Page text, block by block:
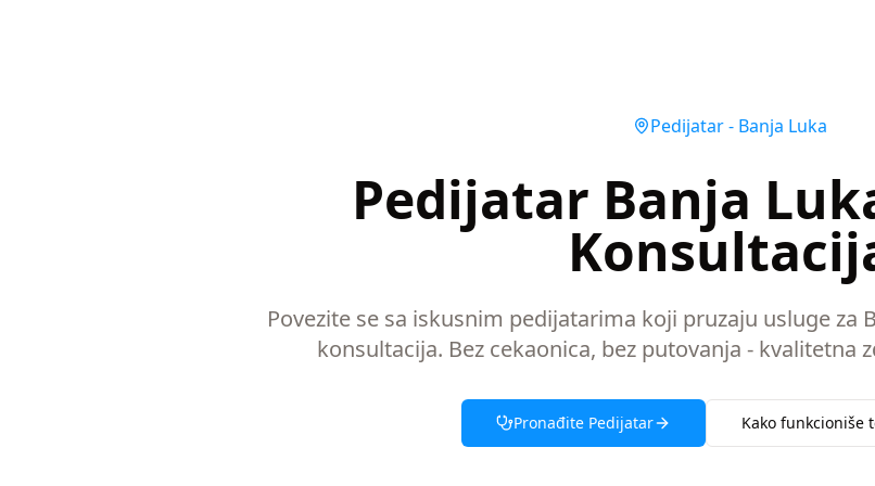
Pedijatar- Banja Luka
Pedijatar Banja
Povezite se sa iskusnim pedijatarima koji pruzaju usluge za
konsultacija. Bez cekaonica, bez putovanja - kvalitetna
Pronađite Pedijatar Kako funkcioniše